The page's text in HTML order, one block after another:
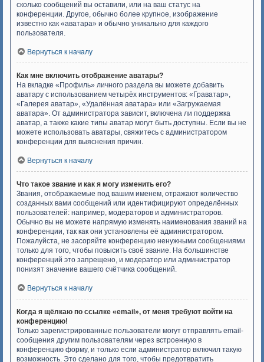
сколько сообщений вы оставили, или на ваш статус на
конференции. Другое, обычно более крупное, изображение
известно как «аватара» и обычно уникально для каждого
пользователя.
Вернуться к началу
Как мне включить отображение аватары?
На вкладке «Профиль» личного раздела вы можете добавить
аватару с использованием четырёх инструментов: «Граватар»,
«Галерея аватар», «Удалённая аватара» или «Загружаемая
аватара». От администратора зависит, включена ли поддержка
аватар, а также какие типы аватар могут быть доступны. Если вы не
можете использовать аватары, свяжитесь с администратором
конференции для выяснения причин.
Вернуться к началу
Что такое звание и как я могу изменить его?
Звания, отображаемые под вашим именем, отражают количество
созданных вами сообщений или идентифицируют определённых
пользователей: например, модераторов и администраторов.
Обычно вы не можете напрямую изменять наименования званий на
конференции, так как они установлены её администратором.
Пожалуйста, не засоряйте конференцию ненужными сообщениями
только для того, чтобы повысить своё звание. На большинстве
конференций это запрещено, и модератор или администратор
понизят значение вашего счётчика сообщений.
Вернуться к началу
Когда я щёлкаю по ссылке «email», от меня требуют войти на
конференцию!
Только зарегистрированные пользователи могут отправлять email-
сообщения другим пользователям через встроенную в
конференцию форму, и только если администратор включил такую
возможность. Это сделано для того, чтобы предотвратить